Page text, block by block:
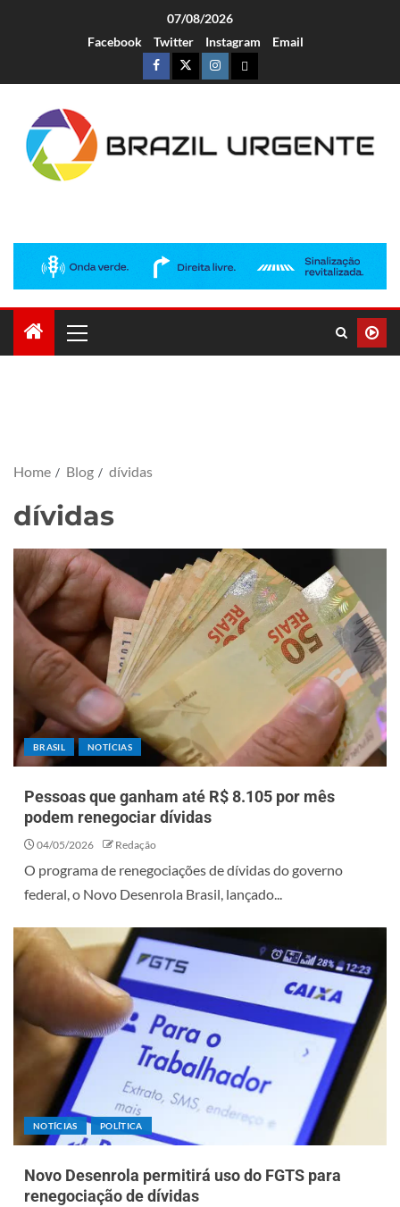
07/08/2026
Facebook
Twitter Instagram Email
Home Blog dívidas
dívidas
BRASIL NOTÍCIAS
Pessoas que ganham até R$ 8.105 por mês
podem renegociar dívidas
04/05/2026 Redação
O programa de renegociações de dívidas do governo
federal, o Novo Desenrola Brasil, lançado...
NOTÍCIAS POLÍTICA
Novo Desenrola permitirá uso do FGTS para
renegociação de dívidas